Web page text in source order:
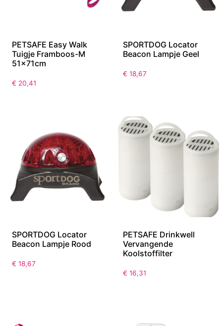
PETSAFE Easy Walk
Tuigje Framboos-M
51x71cm
€ 20,41
SPORTDOG Locator
Beacon Lampje Geel
€ 18,67
SPORTDOG Locator
Beacon Lampje Rood
€ 18,67
PETSAFE Drinkwell
Vervangende
Koolstoffilter
€ 16,31